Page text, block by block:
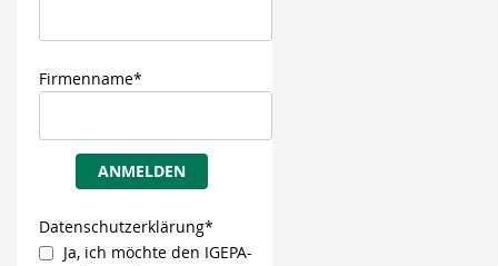
Firmenname*
ANMELDEN
Datenschutzerklärung*
Ja, ich möchte den IGEPA-